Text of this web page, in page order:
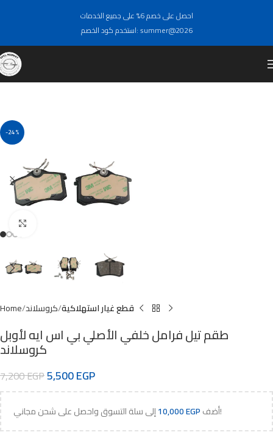
احصل على خصم 6% على جميع الخدمات
استخدم كود الخصم: summer@2026
-24%
Home كروسلاند قطع غيار استهلاكية
طقم تيل فرامل خلفي الأصلي بي اس ايه لأوبل
كروسلاند
7,200EGP5,500EGP
أضف 10,000EGP إلى سلة التسوق واحصل على شحن مجاني!